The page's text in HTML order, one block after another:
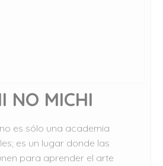
NO MICHI
es sólo una academia
es un lugar donde las
para aprender el arte